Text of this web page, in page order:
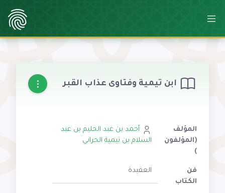
ابن تيمية وفتاوى عذاب القبر
المؤلف
(المؤلفون
)
أحمد بن عبد الحليم بن عبد
السلام بن تيمية الحراني
فن
الكتاب
العقيدة